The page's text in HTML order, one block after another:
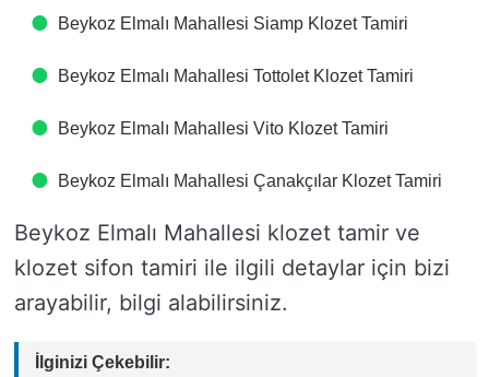
Beykoz Elmalı Mahallesi Siamp Klozet Tamiri
Beykoz Elmalı Mahallesi Tottolet Klozet Tamiri
Beykoz Elmalı Mahallesi Vito Klozet Tamiri
Beykoz Elmalı Mahallesi Çanakçılar Klozet Tamiri
Beykoz Elmalı Mahallesi klozet tamir ve
klozet sifon tamiri ile ilgili detaylar için bizi
arayabilir, bilgi alabilirsiniz.
İlginizi Çekebilir: